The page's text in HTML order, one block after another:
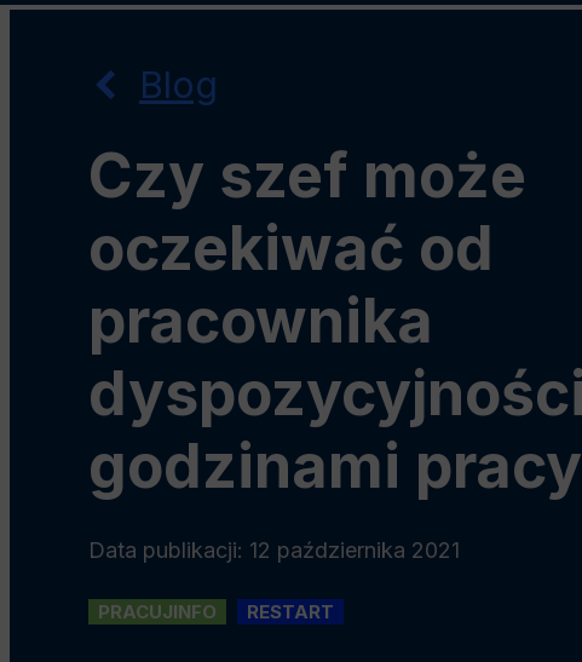
wyszukiwarki
Wolontariat
Blog
Czy szef może
oczekiwać od
pracownika
godzinami
Data publikacji: 12 października 2021
PRACUJINFO RESTART